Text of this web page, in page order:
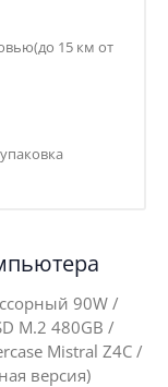
15 км от
90W /
M.2 480GB /
Mistral Z4C /
версия)